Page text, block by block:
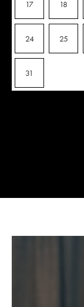
17 18
24 25
31